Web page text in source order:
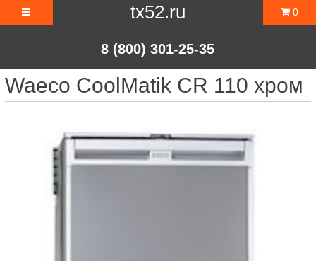
tx52.ru
8 (800) 301-25-35
0
Waeco CoolMatik CR 110 хром